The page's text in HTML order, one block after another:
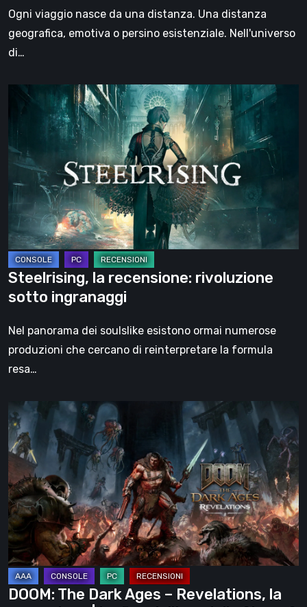
il
Ogni viaggio nasce da una distanza. Una distanza
geografica, emotiva o persino esistenziale. Nell'universo
di…
Steelrising,
recensione:
rivoluzione
sotto
ingranaggi
Steelrising, la recensione: rivoluzione
sotto ingranaggi
Nel panorama dei soulslike esistono ormai numerose
produzioni che cercano di reinterpretare la formula
resa…
DOOM:
The
Dark
Ages
–
Revelations,
la
recensione
|
La
fine
DOOM: The Dark Ages – Revelations, la